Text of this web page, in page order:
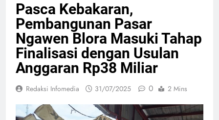
Pasca Kebakaran,
Pembangunan Pasar
Ngawen Blora Masuki Tahap
Finalisasi dengan Usulan
Anggaran Rp38 Miliar
Redaksi Infomedia 31/07/2025 0 2 Mins